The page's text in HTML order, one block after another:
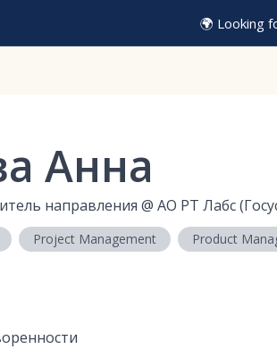
🌍 Looking
Анна
направления @ АО РТ Лабс
Project Management
Product